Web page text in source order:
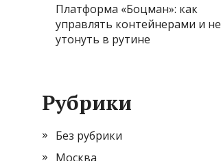
Платформа «Боцман»: как
управлять контейнерами и не
утонуть в рутине
Рубрики
Без рубрики
Москва